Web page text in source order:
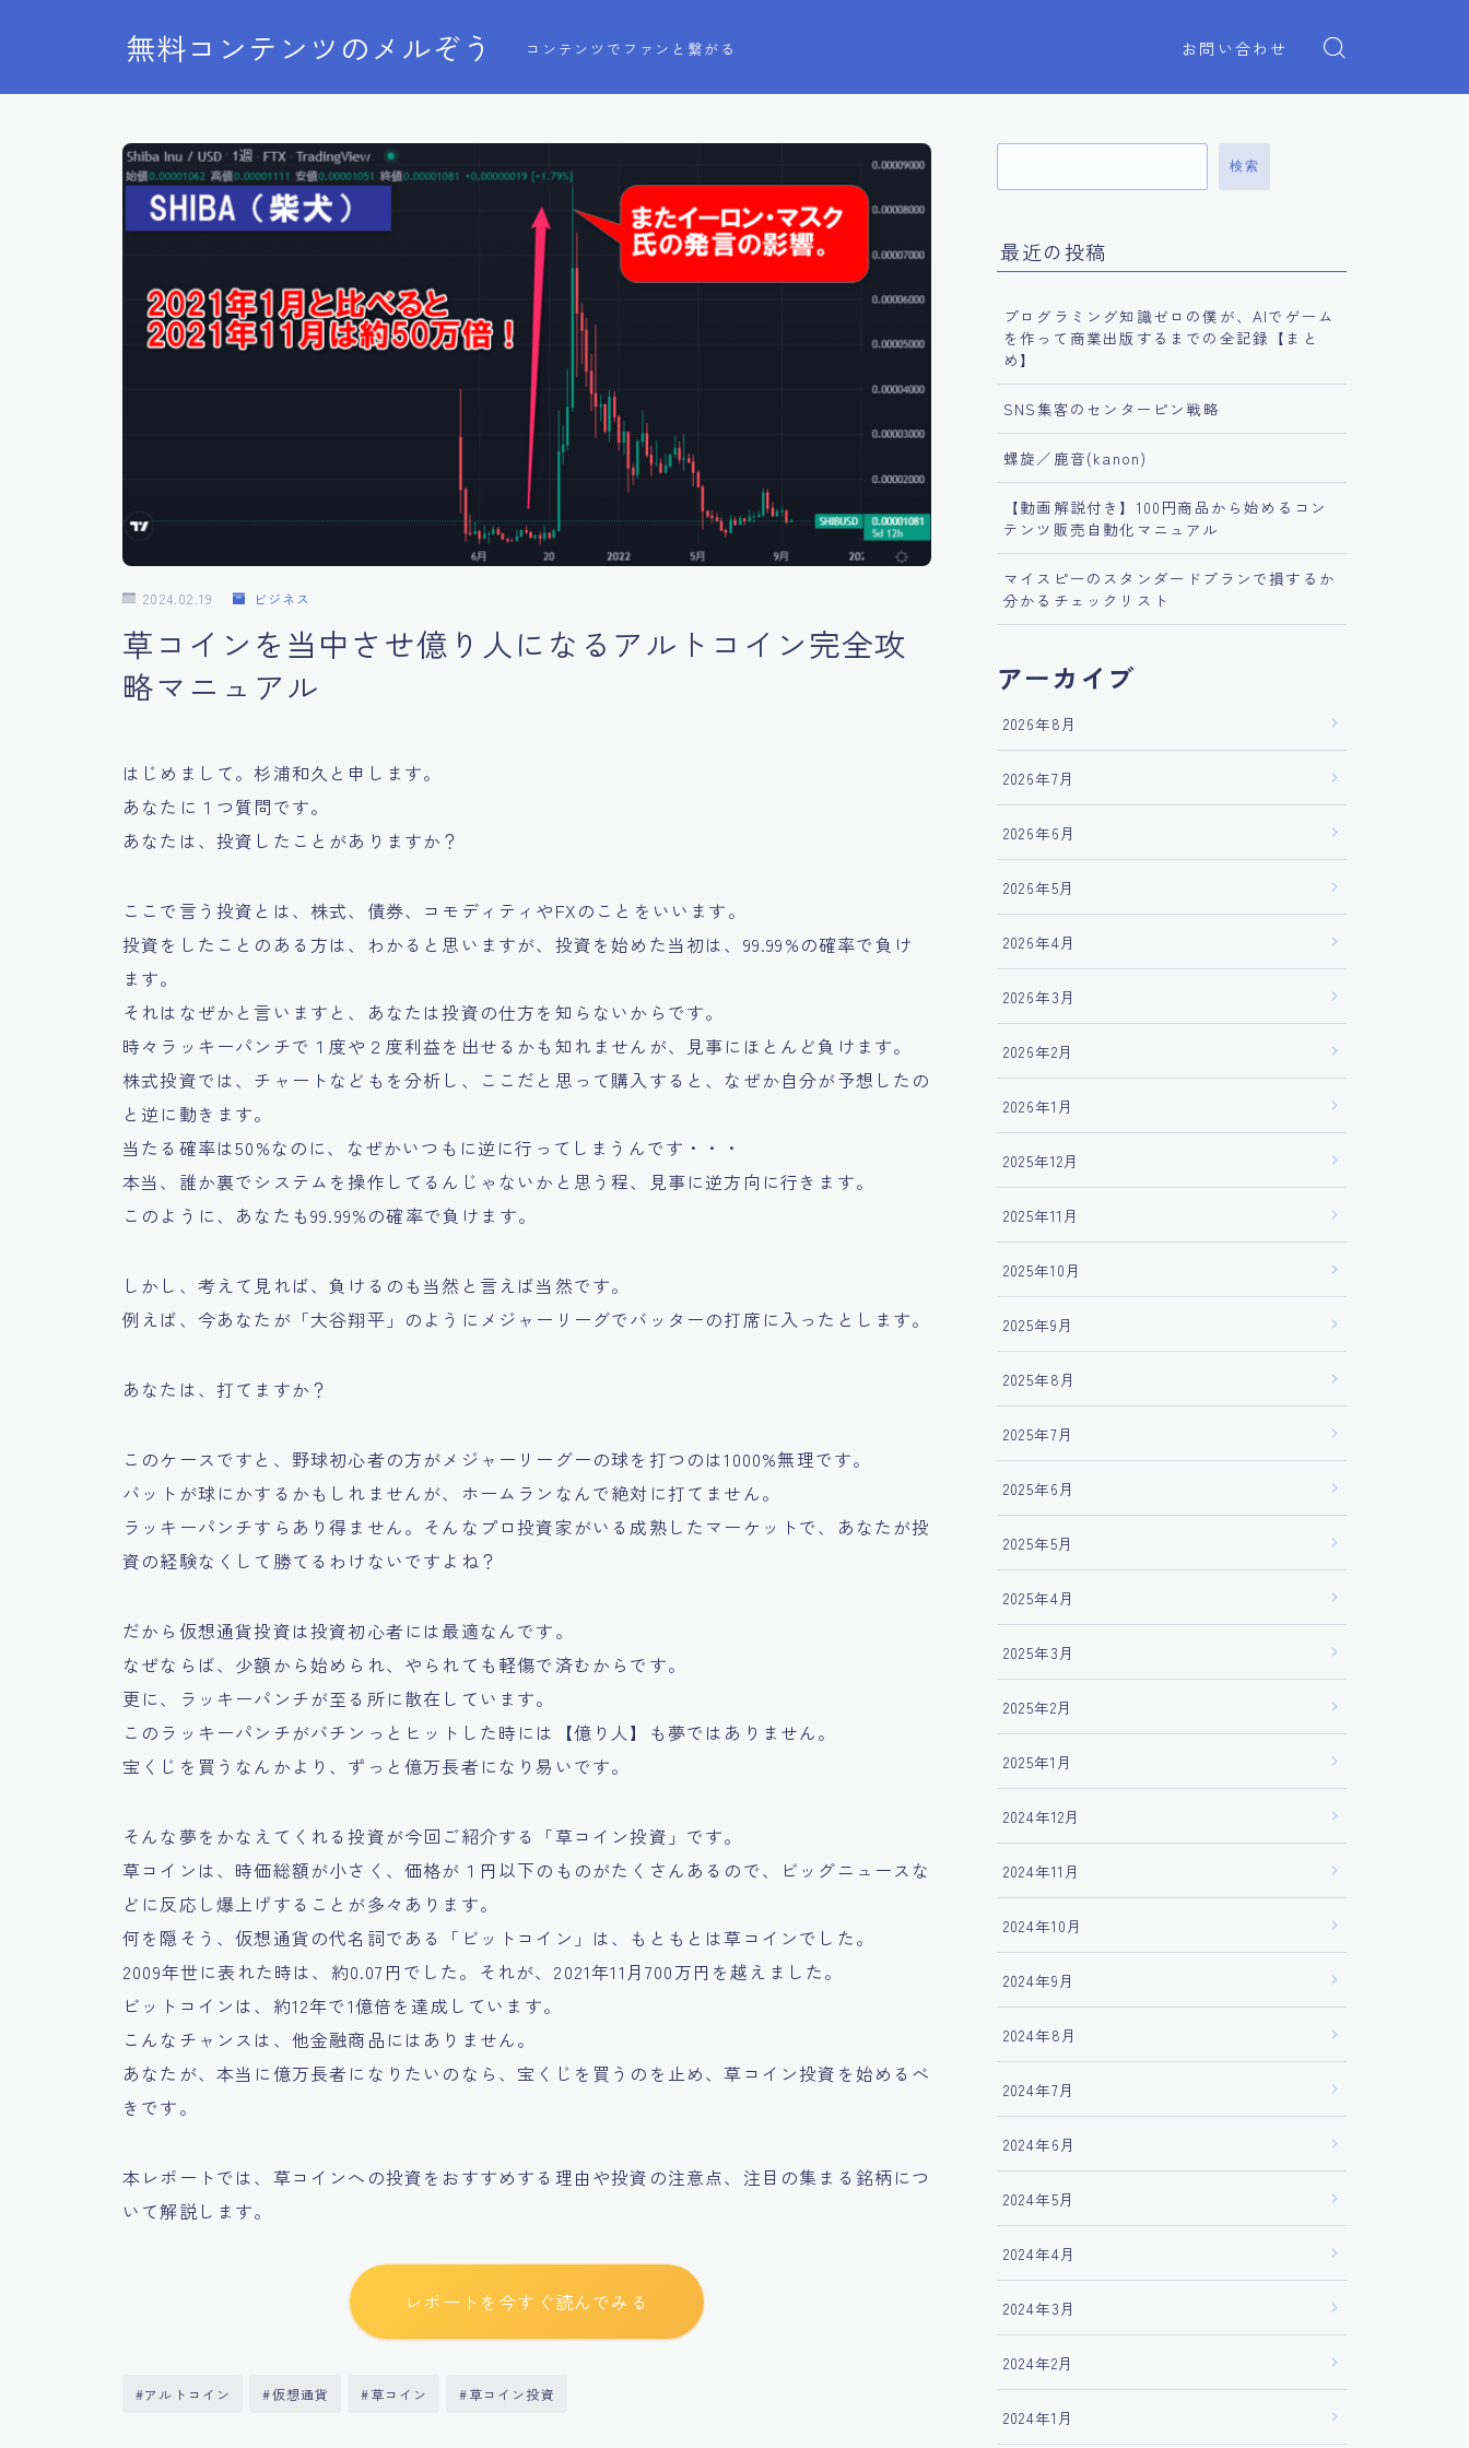
無料コンテンツのメルぞう コンテンツでファンと繋がる お問い合わせ
2024.02.19 ビジネス
草コインを当中させ億り人になるアルトコイン完全攻
略マニュアル
はじめまして。杉浦和久と申します。
あなたに１つ質問です。
あなたは、投資したことがありますか？
ここで言う投資とは、株式、債券、コモディティやFXのことをいいます。
投資をしたことのある方は、わかると思いますが、投資を始めた当初は、99.99%の確率で負け
ます。
それはなぜかと言いますと、あなたは投資の仕方を知らないからです。
時々ラッキーパンチで１度や２度利益を出せるかも知れませんが、見事にほとんど負けます。
株式投資では、チャートなどもを分析し、ここだと思って購入すると、なぜか自分が予想したの
と逆に動きます。
当たる確率は50%なのに、なぜかいつもに逆に行ってしまうんです・・・
本当、誰か裏でシステムを操作してるんじゃないかと思う程、見事に逆方向に行きます。
このように、あなたも99.99%の確率で負けます。
しかし、考えて見れば、負けるのも当然と言えば当然です。
例えば、今あなたが「大谷翔平」のようにメジャーリーグでバッターの打席に入ったとします。
あなたは、打てますか？
このケースですと、野球初心者の方がメジャーリーグーの球を打つのは1000%無理です。
バットが球にかするかもしれませんが、ホームランなんで絶対に打てません。
ラッキーパンチすらあり得ません。そんなプロ投資家がいる成熟したマーケットで、あなたが投
資の経験なくして勝てるわけないですよね？
だから仮想通貨投資は投資初心者には最適なんです。
なぜならば、少額から始められ、やられても軽傷で済むからです。
更に、ラッキーパンチが至る所に散在しています。
このラッキーパンチがバチンっとヒットした時には【億り人】も夢ではありません。
宝くじを買うなんかより、ずっと億万長者になり易いです。
そんな夢をかなえてくれる投資が今回ご紹介する「草コイン投資」です。
草コインは、時価総額が小さく、価格が１円以下のものがたくさんあるので、ビッグニュースな
どに反応し爆上げすることが多々あります。
何を隠そう、仮想通貨の代名詞である「ビットコイン」は、もともとは草コインでした。
2009年世に表れた時は、約0.07円でした。それが、2021年11月700万円を越えました。
ビットコインは、約12年で1億倍を達成しています。
こんなチャンスは、他金融商品にはありません。
あなたが、本当に億万長者になりたいのなら、宝くじを買うのを止め、草コイン投資を始めるべ
きです。
本レポートでは、草コインへの投資をおすすめする理由や投資の注意点、注目の集まる銘柄につ
いて解説します。
レポートを今すぐ読んでみる
#アルトコイン #仮想通貨 #草コイン #草コイン投資
検索
最近の投稿
プログラミング知識ゼロの僕が、AIでゲーム
を作って商業出版するまでの全記録【まと
め】
SNS集客のセンターピン戦略
螺旋／鹿音(kanon)
【動画解説付き】100円商品から始めるコン
テンツ販売自動化マニュアル
マイスピーのスタンダードプランで損するか
分かるチェックリスト
アーカイブ
2026年8月
2026年7月
2026年6月
2026年5月
2026年4月
2026年3月
2026年2月
2026年1月
2025年12月
2025年11月
2025年10月
2025年9月
2025年8月
2025年7月
2025年6月
2025年5月
2025年4月
2025年3月
2025年2月
2025年1月
2024年12月
2024年11月
2024年10月
2024年9月
2024年8月
2024年7月
2024年6月
2024年5月
2024年4月
2024年3月
2024年2月
2024年1月